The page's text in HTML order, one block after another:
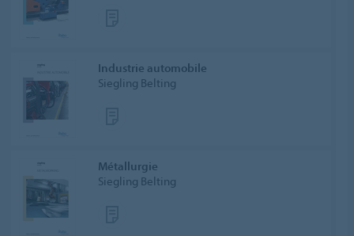
Industrie automobile
Siegling Belting
Métallurgie
Siegling Belting